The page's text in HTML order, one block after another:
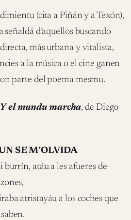
(cita a Piñán y a Texón),
d’aquellos buscando
más urbana y vitalista,
a la música o el cine ganen
parte del poema mesmu.
Y el mundu marcha, de Diego
SE M’OLVIDA
burrín, atáu a les afueres de
atristayáu a los coches que